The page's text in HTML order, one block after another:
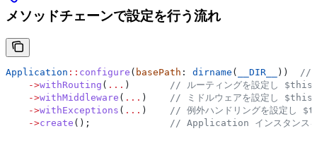
メソッドチェーンで設定を行う流れ
Application :: configure ( basePath : dirname ( __DIR__ )) //
    ->
withRouting ( ... ) // ルーティングを設定し $this
    ->
withMiddleware ( ... ) // ミドルウェアを設定し $this
    ->
withExceptions ( ... ) // 例外ハンドリングを設定し
    ->
create (); // Application インスタンス